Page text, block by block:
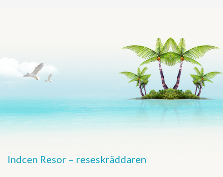
Indcen Resor – reseskräddaren